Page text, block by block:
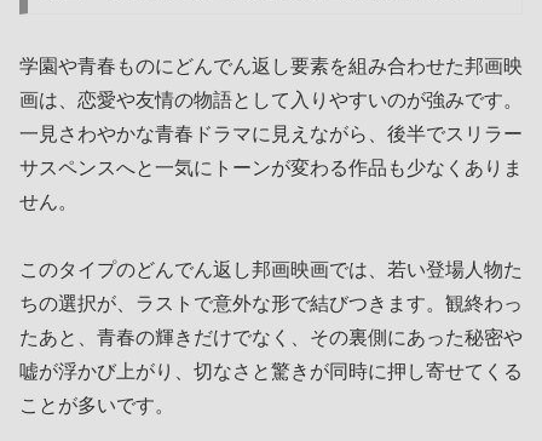
学園や青春ものにどんでん返し要素を組み合わせた邦画映
画は、恋愛や友情の物語として入りやすいのが強みです。
一見さわやかな青春ドラマに見えながら、後半でスリラー
サスペンスへと一気にトーンが変わる作品も少なくありま
せん。
このタイプのどんでん返し邦画映画では、若い登場人物た
ちの選択が、ラストで意外な形で結びつきます。観終わっ
たあと、青春の輝きだけでなく、その裏側にあった秘密や
嘘が浮かび上がり、切なさと驚きが同時に押し寄せてくる
ことが多いです。